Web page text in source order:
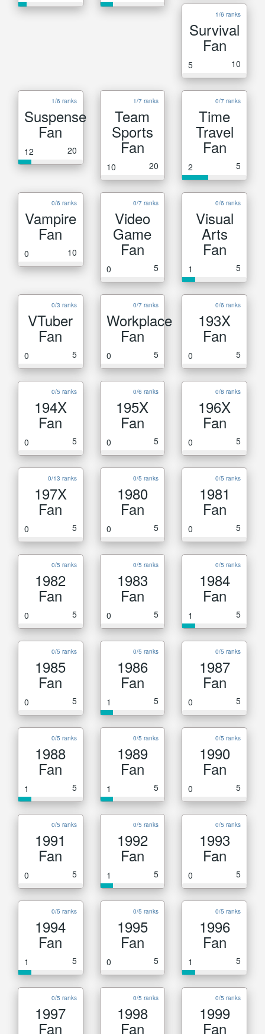
1/6 ranks
Survival
Fan
5 10
1/6 ranks
Suspense
Fan
12 20
1/7 ranks
Team
Sports
Fan
10 20
0/7 ranks
Time
Travel
Fan
2 5
0/6 ranks
Vampire
Fan
0 10
0/7 ranks
Video
Game
Fan
0 5
0/6 ranks
Visual
Arts
Fan
1 5
0/3 ranks
VTuber
Fan
0 5
0/7 ranks
Workplace
Fan
0 5
0/6 ranks
193X
Fan
0 5
0/5 ranks
194X
Fan
0 5
0/6 ranks
195X
Fan
0 5
0/8 ranks
196X
Fan
0 5
0/13 ranks
197X
Fan
0 5
0/5 ranks
1980
Fan
0 5
0/5 ranks
1981
Fan
0 5
0/5 ranks
1982
Fan
0 5
0/5 ranks
1983
Fan
0 5
0/5 ranks
1984
Fan
1 5
0/5 ranks
1985
Fan
0 5
0/5 ranks
1986
Fan
1 5
0/5 ranks
1987
Fan
0 5
0/5 ranks
1988
Fan
1 5
0/5 ranks
1989
Fan
1 5
0/5 ranks
1990
Fan
0 5
0/5 ranks
1991
Fan
0 5
0/5 ranks
1992
Fan
1 5
0/5 ranks
1993
Fan
0 5
0/5 ranks
1994
Fan
1 5
0/5 ranks
1995
Fan
0 5
0/5 ranks
1996
Fan
1 5
0/5 ranks
1997
Fan
0/5 ranks
1998
Fan
0/5 ranks
1999
Fan